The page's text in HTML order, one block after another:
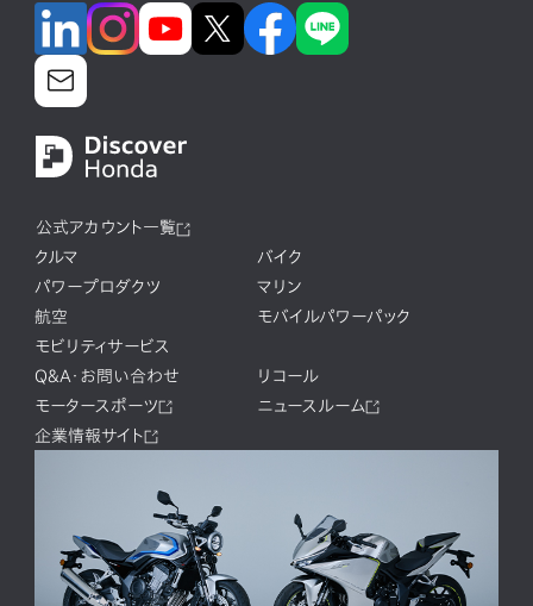
公式アカウント一覧
クルマ
バイク
パワープロダクツ
マリン
航空
モバイルパワーパック
モビリティサービス
Q&A・お問い合わせ
リコール
モータースポーツ
ニュースルーム
企業情報サイト